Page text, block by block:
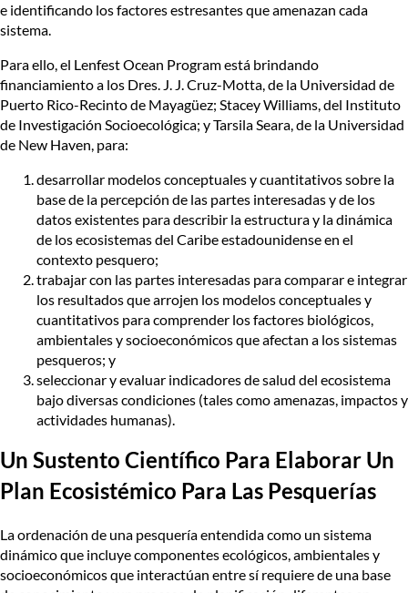
e identificando los factores estresantes que amenazan cada
sistema.
Para ello, el Lenfest Ocean Program está brindando
financiamiento a los Dres. J. J. Cruz-Motta, de la Universidad de
Puerto Rico-Recinto de Mayagüez; Stacey Williams, del Instituto
de Investigación Socioecológica; y Tarsila Seara, de la Universidad
de New Haven, para:
desarrollar modelos conceptuales y cuantitativos sobre la
base de la percepción de las partes interesadas y de los
datos existentes para describir la estructura y la dinámica
de los ecosistemas del Caribe estadounidense en el
contexto pesquero;
trabajar con las partes interesadas para comparar e integrar
los resultados que arrojen los modelos conceptuales y
cuantitativos para comprender los factores biológicos,
ambientales y socioeconómicos que afectan a los sistemas
pesqueros; y
seleccionar y evaluar indicadores de salud del ecosistema
bajo diversas condiciones (tales como amenazas, impactos y
actividades humanas).
Un Sustento Científico Para Elaborar Un
Plan Ecosistémico Para Las Pesquerías
La ordenación de una pesquería entendida como un sistema
dinámico que incluye componentes ecológicos, ambientales y
socioeconómicos que interactúan entre sí requiere de una base